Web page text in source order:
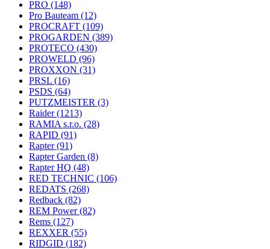
PRO (148)
Pro Bauteam (12)
PROCRAFT (109)
PROGARDEN (389)
PROTECO (430)
PROWELD (96)
PROXXON (31)
PRSL (16)
PSDS (64)
PUTZMEISTER (3)
Raider(1213)
RAMIA s.r.o. (28)
RAPID (91)
Rapter(91)
Rapter Garden (8)
Rapter HQ (48)
RED TECHNIC (106)
REDATS (268)
Redback (82)
REM Power(82)
Rems (127)
REXXER (55)
RIDGID (182)